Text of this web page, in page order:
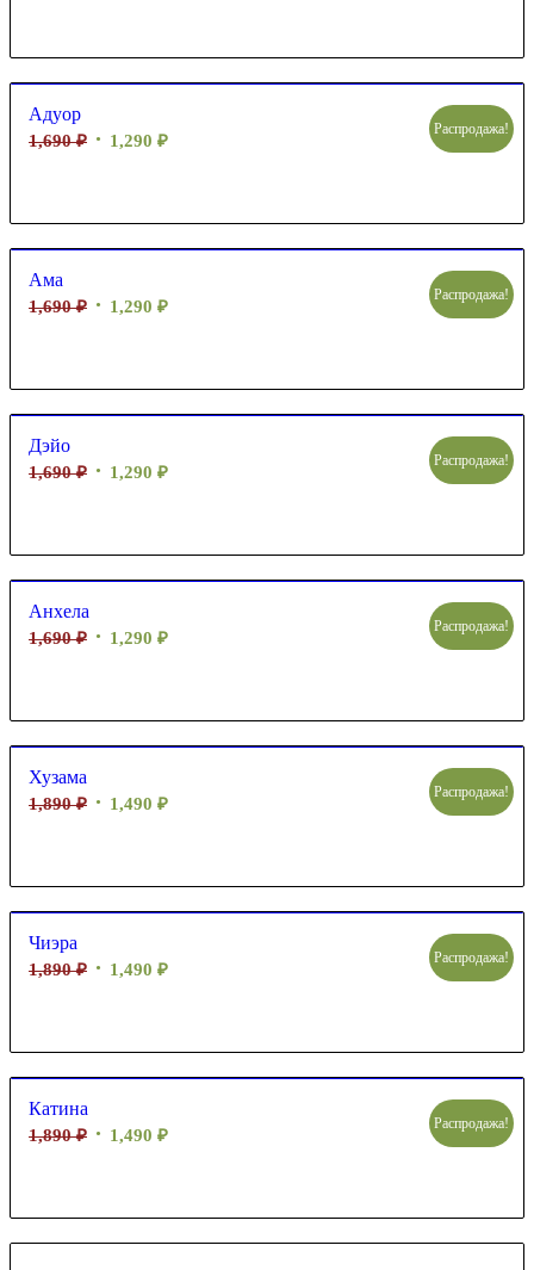
Адуор
1,690₽ 1,290 ₽
Распродажа!
Ама
1,690₽ 1,290 ₽
Распродажа!
Дэйо
1,690₽ 1,290 ₽
Распродажа!
Анхела
1,690₽ 1,290 ₽
Распродажа!
Хузама
1,890₽ 1,490 ₽
Распродажа!
Чиэра
1,890₽ 1,490 ₽
Распродажа!
Катина
1,890₽ 1,490 ₽
Распродажа!